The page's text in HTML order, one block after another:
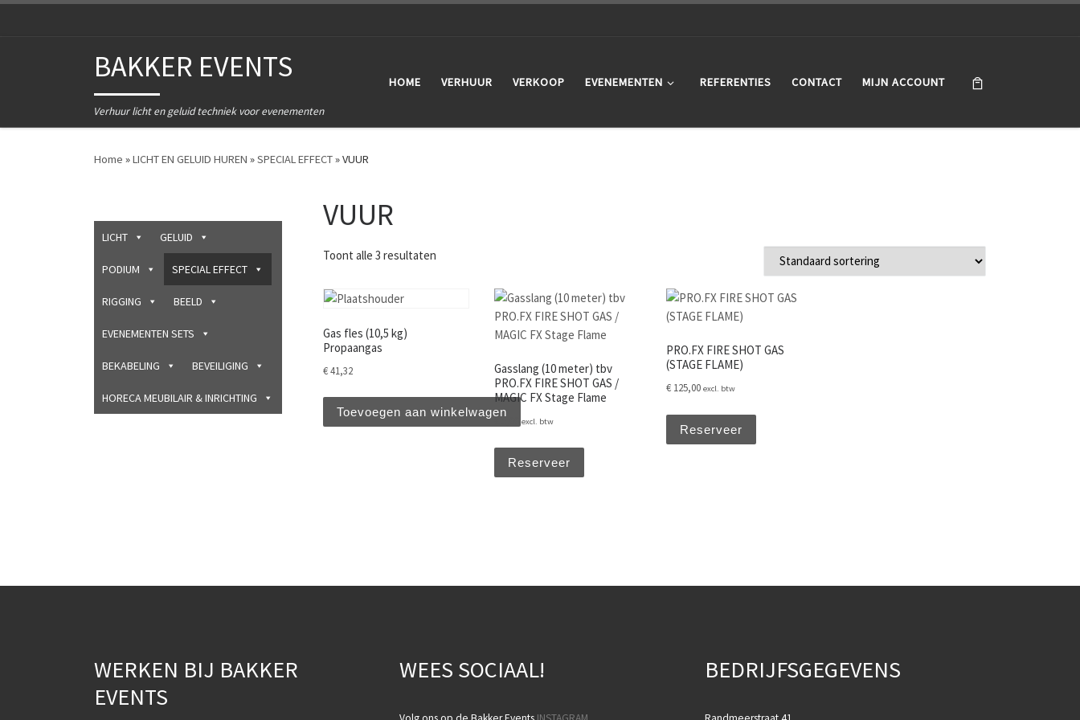
BAKKER EVENTS
Verhuur licht en geluid techniek voor evenementen
HOME VERHUUR VERKOOP EVENEMENTEN REFERENTIES CONTACT MIJN ACCOUNT
Home »LICHT EN GELUID HUREN »SPECIAL EFFECT»VUUR
VUUR
Toont alle 3 resultaten
Gas fles (10,5 kg)
Propaangas
€41,32
Toevoegen aan winkelwagen
Gasslang (10 meter) tbv
PRO.FX FIRE SHOT GAS /
MAGIC FX Stage Flame
€5,00 excl. btw
Reserveer
PRO.FX FIRE SHOT GAS
(STAGE FLAME)
€125,00 excl. btw
Reserveer
LICHT GELUID
PODIUM SPECIAL EFFECT
RIGGING BEELD
EVENEMENTEN SETS
BEKABELING BEVEILIGING
HORECA MEUBILAIR & INRICHTING
WERKEN BIJ BAKKER
EVENTS
WEES SOCIAAL! BEDRIJFSGEGEVENS